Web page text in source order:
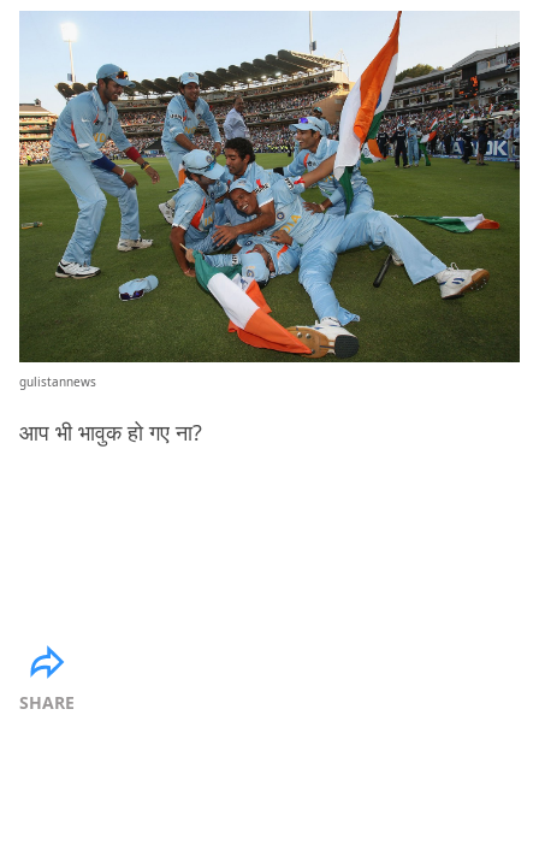
gulistannews
आप भी भावुक हो गए ना?
SHARE